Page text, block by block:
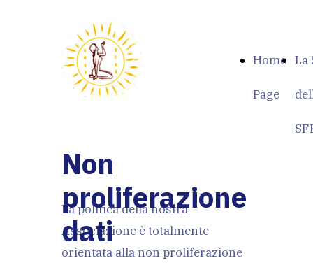
Home
Page
La
Non
proliferazione
dati
La politica della nostra
Associazione è totalmente
orientata alla non proliferazione